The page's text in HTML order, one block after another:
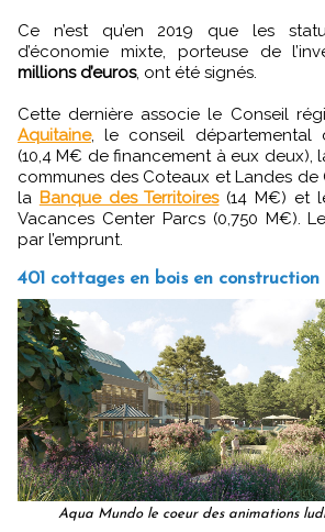
Ce n’est qu’en 2019 que les
d’économie mixte, porteuse de
millions d’euros, ont été signés.
Cette dernière associe le Conseil
Aquitaine, le conseil départemental
(10,4 M€ de financement à eux deux),
communes des Coteaux et Landes de
la Banque des Territoires(14 M€) et
Vacances Center Parcs (0,750 M€).
par l’emprunt.
401 cottages en bois en
Aqua Mundo le coeur des animations